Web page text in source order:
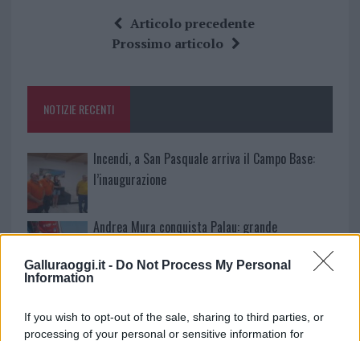
Galluraoggi.it - Do Not Process My Personal
Information
If you wish to opt-out of the sale, sharing to third parties, or
processing of your personal or sensitive information for
o
k
te
re
at
s
p
a
re
Articolo precedente
Prossimo articolo
NOTIZIE RECENTI
Incendi, a San Pasquale arriva il Campo Base:
l’inaugurazione
Andrea Mura conquista Palau: grande
minori, Albieri: “Episodi gravissimi”